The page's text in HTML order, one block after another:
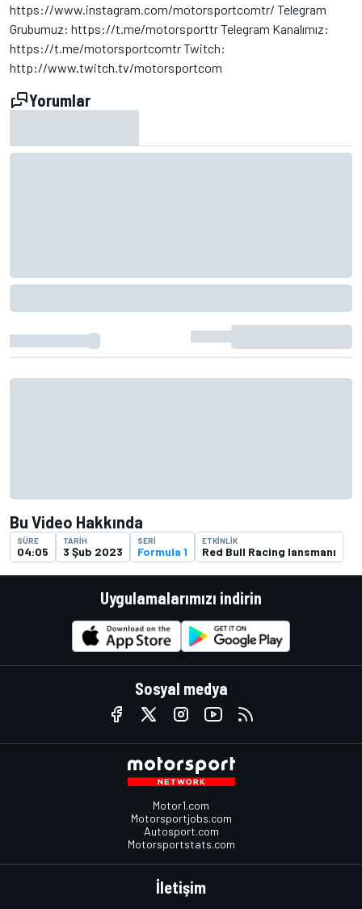
https://www.instagram.com/motorsportcomtr/ Telegram
Grubumuz: https://t.me/motorsporttr Telegram Kanalımız:
https://t.me/motorsportcomtr Twitch:
http://www.twitch.tv/motorsportcom
Yorumlar
Bu Video Hakkında
SÜRE
04:05
TARIH
3 Şub 2023
SERI
Formula 1
ETKINLIK
Red Bull Racing lansmanı
Uygulamalarımızı indirin
Sosyal medya
Motor1.com
Motorsportjobs.com
Autosport.com
Motorsportstats.com
İletişim